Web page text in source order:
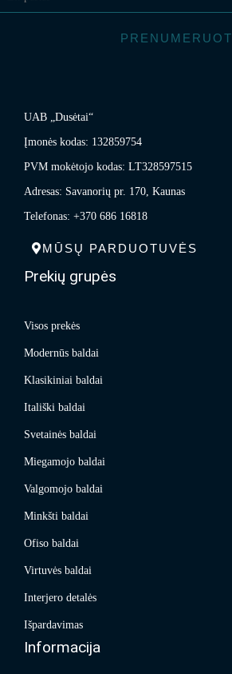
PRENUMERUOTI
UAB „Dusėtai“
Įmonės kodas: 132859754
PVM mokėtojo kodas: LT328597515
Adresas: Savanorių pr. 170, Kaunas
Telefonas: +370 686 16818
MŪSŲ PARDUOTUVĖS
Prekių grupės
Visos prekės
Modernūs baldai
Klasikiniai baldai
Itališki baldai
Svetainės baldai
Miegamojo baldai
Valgomojo baldai
Minkšti baldai
Ofiso baldai
Virtuvės baldai
Interjero detalės
Išpardavimas
Informacija